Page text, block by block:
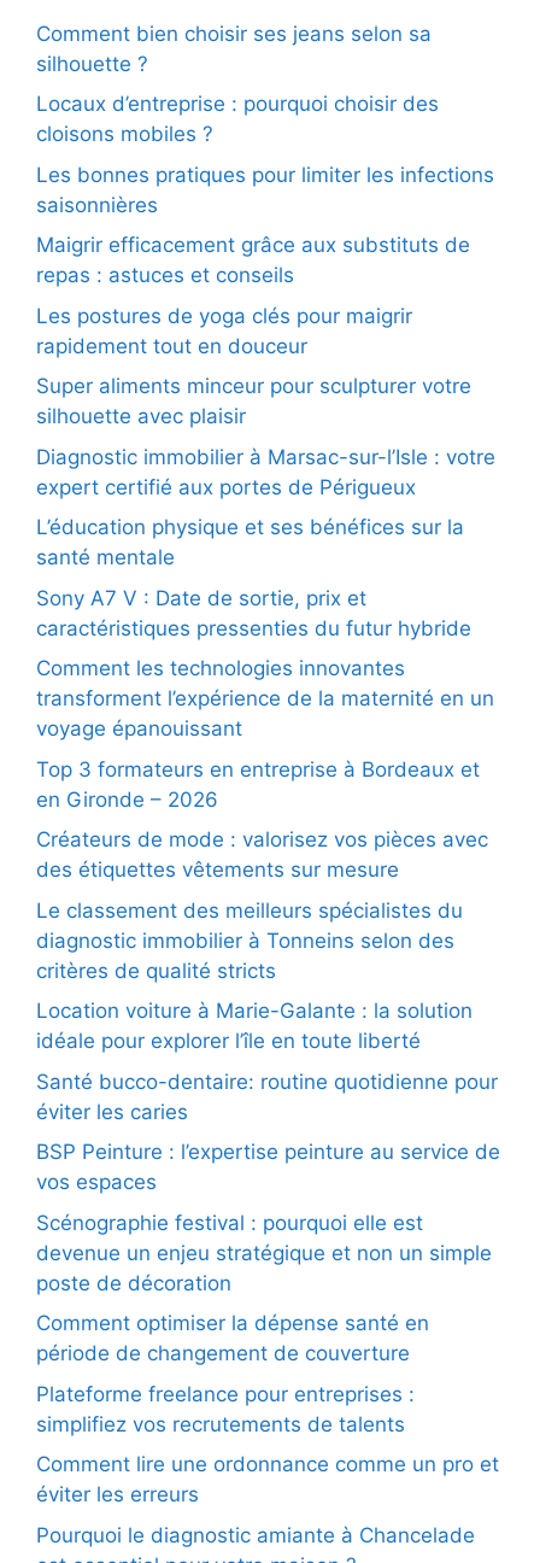
Comment bien choisir ses jeans selon sa
silhouette ?
Locaux d’entreprise : pourquoi choisir des
cloisons mobiles ?
Les bonnes pratiques pour limiter les infections
saisonnières
Maigrir efficacement grâce aux substituts de
repas : astuces et conseils
Les postures de yoga clés pour maigrir
rapidement tout en douceur
Super aliments minceur pour sculpturer votre
silhouette avec plaisir
Diagnostic immobilier à Marsac-sur-l’Isle : votre
expert certifié aux portes de Périgueux
L’éducation physique et ses bénéfices sur la
santé mentale
Sony A7 V : Date de sortie, prix et
caractéristiques pressenties du futur hybride
Comment les technologies innovantes
transforment l’expérience de la maternité en un
voyage épanouissant
Top 3 formateurs en entreprise à Bordeaux et
en Gironde – 2026
Créateurs de mode : valorisez vos pièces avec
des étiquettes vêtements sur mesure
Le classement des meilleurs spécialistes du
diagnostic immobilier à Tonneins selon des
critères de qualité stricts
Location voiture à Marie-Galante : la solution
idéale pour explorer l’île en toute liberté
Santé bucco-dentaire: routine quotidienne pour
éviter les caries
BSP Peinture : l’expertise peinture au service de
vos espaces
Scénographie festival : pourquoi elle est
devenue un enjeu stratégique et non un simple
poste de décoration
Comment optimiser la dépense santé en
période de changement de couverture
Plateforme freelance pour entreprises :
simplifiez vos recrutements de talents
Comment lire une ordonnance comme un pro et
éviter les erreurs
Pourquoi le diagnostic amiante à Chancelade